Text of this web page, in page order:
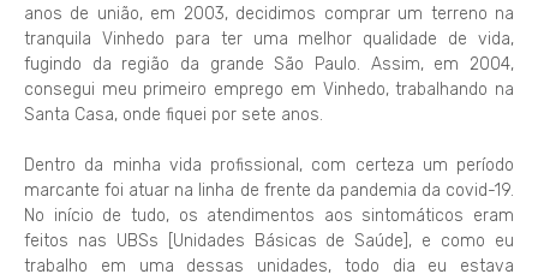
anos de união, em 2003, decidimos comprar um terreno na
tranquila Vinhedo para ter uma melhor qualidade de vida,
fugindo da região da grande São Paulo. Assim, em 2004,
consegui meu primeiro emprego em Vinhedo, trabalhando na
Santa Casa, onde fiquei por sete anos.
Dentro da minha vida profissional, com certeza um período
marcante foi atuar na linha de frente da pandemia da covid-19.
No início de tudo, os atendimentos aos sintomáticos eram
feitos nas UBSs [Unidades Básicas de Saúde], e como eu
trabalho em uma dessas unidades, todo dia eu estava